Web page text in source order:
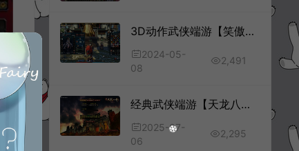
3D动作武侠端游【笑傲江湖OL256修改版】5月最新整理Linux手工服务端+GM工具+PC客户端+详细搭建教程
2024-05-
08
2,491
经典武侠端游【天龙八部之仙术天龙】7月最新整理Linux手工服务端+GM工具+PC客户端+详细搭建教程
2025-07-
06
2,295